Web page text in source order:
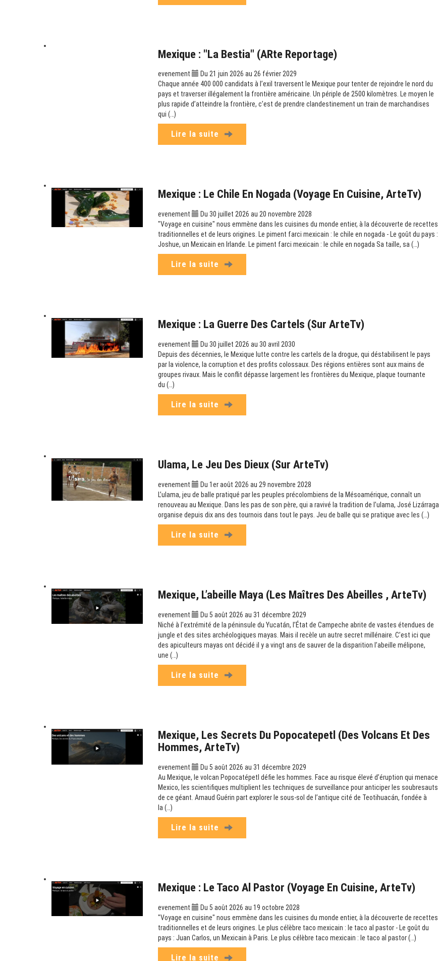
Mexique : "La Bestia" (ARte Reportage)
evenement
Du 21 juin 2026 au 26 février 2029
Chaque année 400 000 candidats à l’exil traversent le Mexique pour tenter de rejoindre le nord du
pays et traverser illégalement la frontière américaine. Un périple de 2500 kilomètres. Le moyen le
plus rapide d’atteindre la frontière, c’est de prendre clandestinement un train de marchandises
qui (…)
Lire la suite
Mexique : Le Chile En Nogada (Voyage En Cuisine, ArteTv)
evenement
Du 30 juillet 2026 au 20 novembre 2028
"Voyage en cuisine" nous emmène dans les cuisines du monde entier, à la découverte de recettes
traditionnelles et de leurs origines. Le piment farci mexicain : le chile en nogada - Le goût du pays :
Joshue, un Mexicain en Irlande. Le piment farci mexicain : le chile en nogada Sa taille, sa (…)
Lire la suite
Mexique : La Guerre Des Cartels (sur ArteTv)
evenement
Du 30 juillet 2026 au 30 avril 2030
Depuis des décennies, le Mexique lutte contre les cartels de la drogue, qui déstabilisent le pays
par la violence, la corruption et des profits colossaux. Des régions entières sont aux mains de
groupes rivaux. Mais le conflit dépasse largement les frontières du Mexique, plaque tournante
du (…)
Lire la suite
Ulama, Le Jeu Des Dieux (sur ArteTv)
evenement
Du 1er août 2026 au 29 novembre 2028
L’ulama, jeu de balle pratiqué par les peuples précolombiens de la Mésoamérique, connaît un
renouveau au Mexique. Dans les pas de son père, qui a ravivé la tradition de l’ulama, José Lizárraga
organise depuis dix ans des tournois dans tout le pays. Jeu de balle qui se pratique avec les (…)
Lire la suite
Mexique, L’abeille Maya (Les Maîtres Des Abeilles , ArteTv)
evenement
Du 5 août 2026 au 31 décembre 2029
Niché à l’extrémité de la péninsule du Yucatán, l’État de Campeche abrite de vastes étendues de
jungle et des sites archéologiques mayas. Mais il recèle un autre secret millénaire. C’est ici que
des apiculteurs mayas ont décidé il y a vingt ans de sauver de la disparition l’abeille mélipone,
une (…)
Lire la suite
Mexique, Les Secrets Du Popocatepetl (Des Volcans Et Des
Hommes, ArteTv)
evenement
Du 5 août 2026 au 31 décembre 2029
Au Mexique, le volcan Popocatépetl défie les hommes. Face au risque élevé d’éruption qui menace
Mexico, les scientifiques multiplient les techniques de surveillance pour anticiper les soubresauts
de ce géant. Arnaud Guérin part explorer le sous-sol de l’antique cité de Teotihuacán, fondée à
la (…)
Lire la suite
Mexique : Le Taco Al Pastor (Voyage En Cuisine, ArteTv)
evenement
Du 5 août 2026 au 19 octobre 2028
"Voyage en cuisine" nous emmène dans les cuisines du monde entier, à la découverte de recettes
traditionnelles et de leurs origines. Le plus célèbre taco mexicain : le taco al pastor - Le goût du
pays : Juan Carlos, un Mexicain à Paris. Le plus célèbre taco mexicain : le taco al pastor (…)
Lire la suite